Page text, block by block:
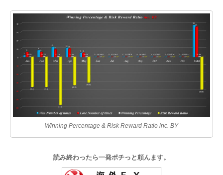
Winning Percentage & Risk Reward Ratio inc. BY
読み終わったら一発ポチっと頼んます。